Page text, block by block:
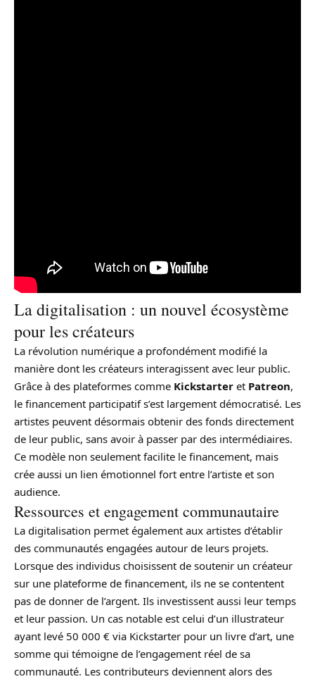
La digitalisation : un nouvel écosystème
pour les créateurs
La révolution numérique a profondément modifié la
manière dont les créateurs interagissent avec leur public.
Grâce à des plateformes comme Kickstarter et Patreon,
le financement participatif s’est largement démocratisé. Les
artistes peuvent désormais obtenir des fonds directement
de leur public, sans avoir à passer par des intermédiaires.
Ce modèle non seulement facilite le financement, mais
crée aussi un lien émotionnel fort entre l’artiste et son
audience.
Ressources et engagement communautaire
La digitalisation permet également aux artistes d’établir
des communautés engagées autour de leurs projets.
Lorsque des individus choisissent de soutenir un créateur
sur une plateforme de financement, ils ne se contentent
pas de donner de l’argent. Ils investissent aussi leur temps
et leur passion. Un cas notable est celui d’un illustrateur
ayant levé 50 000 € via Kickstarter pour un livre d’art, une
somme qui témoigne de l’engagement réel de sa
communauté. Les contributeurs deviennent alors des